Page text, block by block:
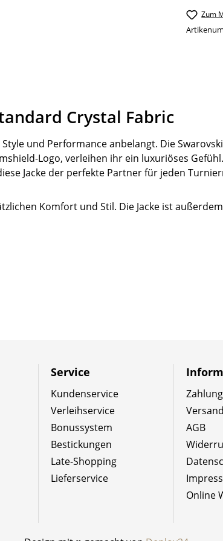
Zum
Crystal Fabric
und Performance anbelangt. Die
Logo, verleihen ihr ein luxuriöses
Jacke der perfekte Partner für jeden
Komfort und Stil. Die Jacke ist
Service
Kundenservice
Verleihservice
Bonussystem
Bestickungen
Late-Shopping
Lieferservice
AGB
Online